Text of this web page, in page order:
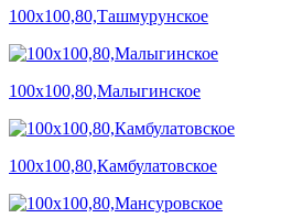
100х100,80,Ташмурунское
100х100,80,Малыгинское
100х100,80,Камбулатовское